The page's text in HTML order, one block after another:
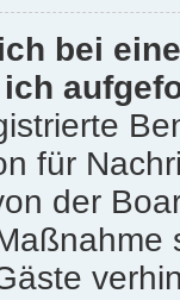
bei
für
der